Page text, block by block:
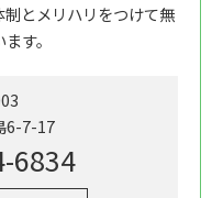
とメリハリをつけて無
す。
6-7-17
6834